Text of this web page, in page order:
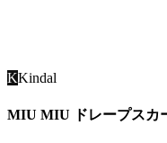
KKindal
MIU MIU ドレープスカ